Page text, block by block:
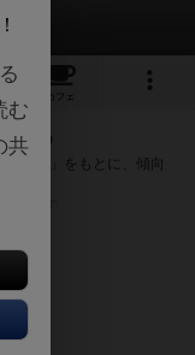
カフェ
すめ
の評価」をもとに、傾向
む
共